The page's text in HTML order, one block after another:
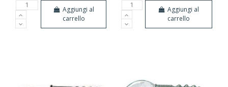
Aggiungi al
carrello
Aggiungi al
carrello